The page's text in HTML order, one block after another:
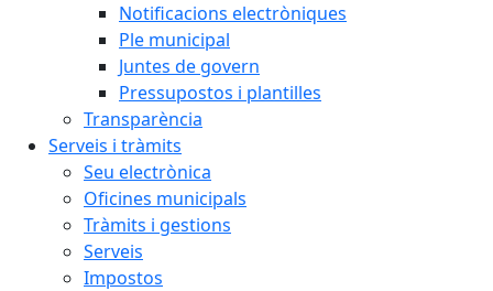
Notificacions electròniques
Ple municipal
Juntes de govern
Pressupostos i plantilles
Transparència
Serveis i tràmits
Seu electrònica
Oficines municipals
Tràmits i gestions
Serveis
Impostos